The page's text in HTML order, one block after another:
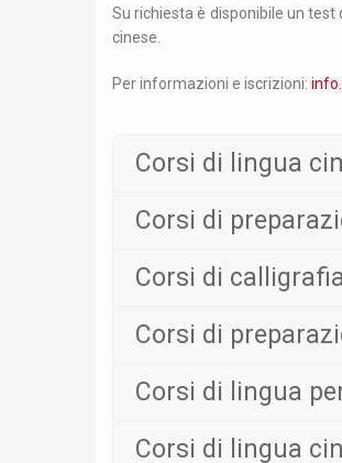
Su richiesta è disponibile un
cinese.
Per informazioni e iscrizioni:
Corsi di lingua
Corsi di
Corsi di
Corsi di
Corsi di lingua
Corsi di lingua